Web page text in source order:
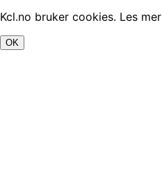
Kcl.no bruker cookies. Les mer
OK